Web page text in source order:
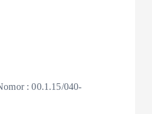
: 00.1.15/040-